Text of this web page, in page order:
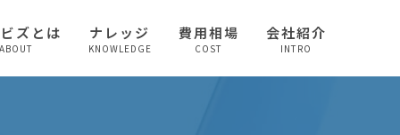
ズとは ナレッジ
KNOWLEDGE
費用相場
COST
会社紹介
INTRO